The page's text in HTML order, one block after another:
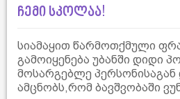
ჩემი სკოლაა!
სიამაყით წარმოთქმული
გამოიყენება უბანში დიდი
მოსარგებლე პერსონისაგან
ამცნობს,რომ ბავშვობაში